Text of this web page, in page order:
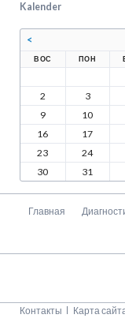
Kalender
<
ВОС ПОН
2
3
9
10
16
17
23
24
30
31
Пропустить
Главная
Пропустить
Контакты Карта